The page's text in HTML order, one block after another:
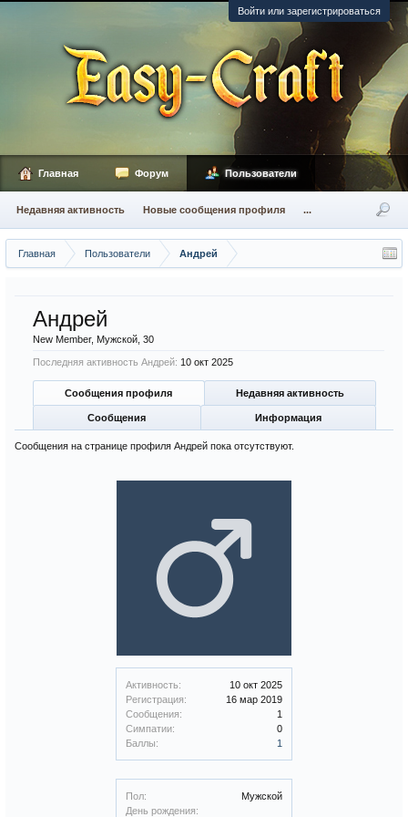
Войти или зарегистрироваться
Главная Пользователи Андрей
Активность:
10 окт 2025
Регистрация:
16 мар 2019
Сообщения:
1
Симпатии:
0
Баллы:
1
Пол:
Мужской
День рождения:
Андрей
New Member, Мужской, 30
Последняя активность Андрей: 10 окт 2025
Сообщения профиля Недавняя активность
Сообщения Информация
Сообщения на странице профиля Андрей пока отсутствуют.
Главная Форум Пользователи
Недавняя активность Новые сообщения профиля ...